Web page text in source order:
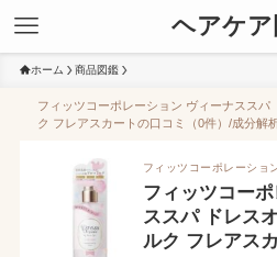
ヘアケア
ホーム 商品図鑑
フィッツコーポレーション ヴィーナススパ
ク フレアスカートの口コミ（0件）/成分解
フィッツコーポレーショ
フィッツコー
ススパ ドレス
ルク フレアス